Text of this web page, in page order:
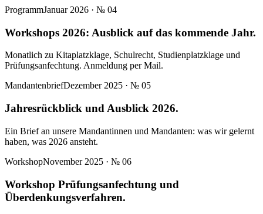
ProgrammJanuar 2026 · № 04
Workshops 2026: Ausblick auf das kommende Jahr.
Monatlich zu Kitaplatzklage, Schulrecht, Studienplatzklage und
Prüfungsanfechtung. Anmeldung per Mail.
MandantenbriefDezember 2025 · № 05
Jahresrückblick und Ausblick 2026.
Ein Brief an unsere Mandantinnen und Mandanten: was wir gelernt
haben, was 2026 ansteht.
WorkshopNovember 2025 · № 06
Workshop Prüfungsanfechtung und
Überdenkungsverfahren.